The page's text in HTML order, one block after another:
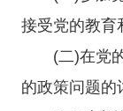
接受党的教育
(二)在党
的政策问题的